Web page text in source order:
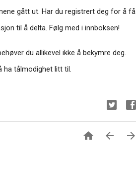
gått ut. Har du registrert deg for å få
til å delta. Følg med i innboksen!
du allikevel ikke å bekymre deg.
ha tålmodighet litt til.
  